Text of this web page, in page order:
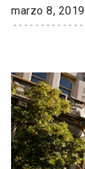
marzo 8, 2019